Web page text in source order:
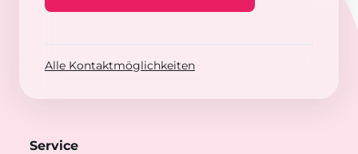
Alle Kontaktmöglichkeiten
Service